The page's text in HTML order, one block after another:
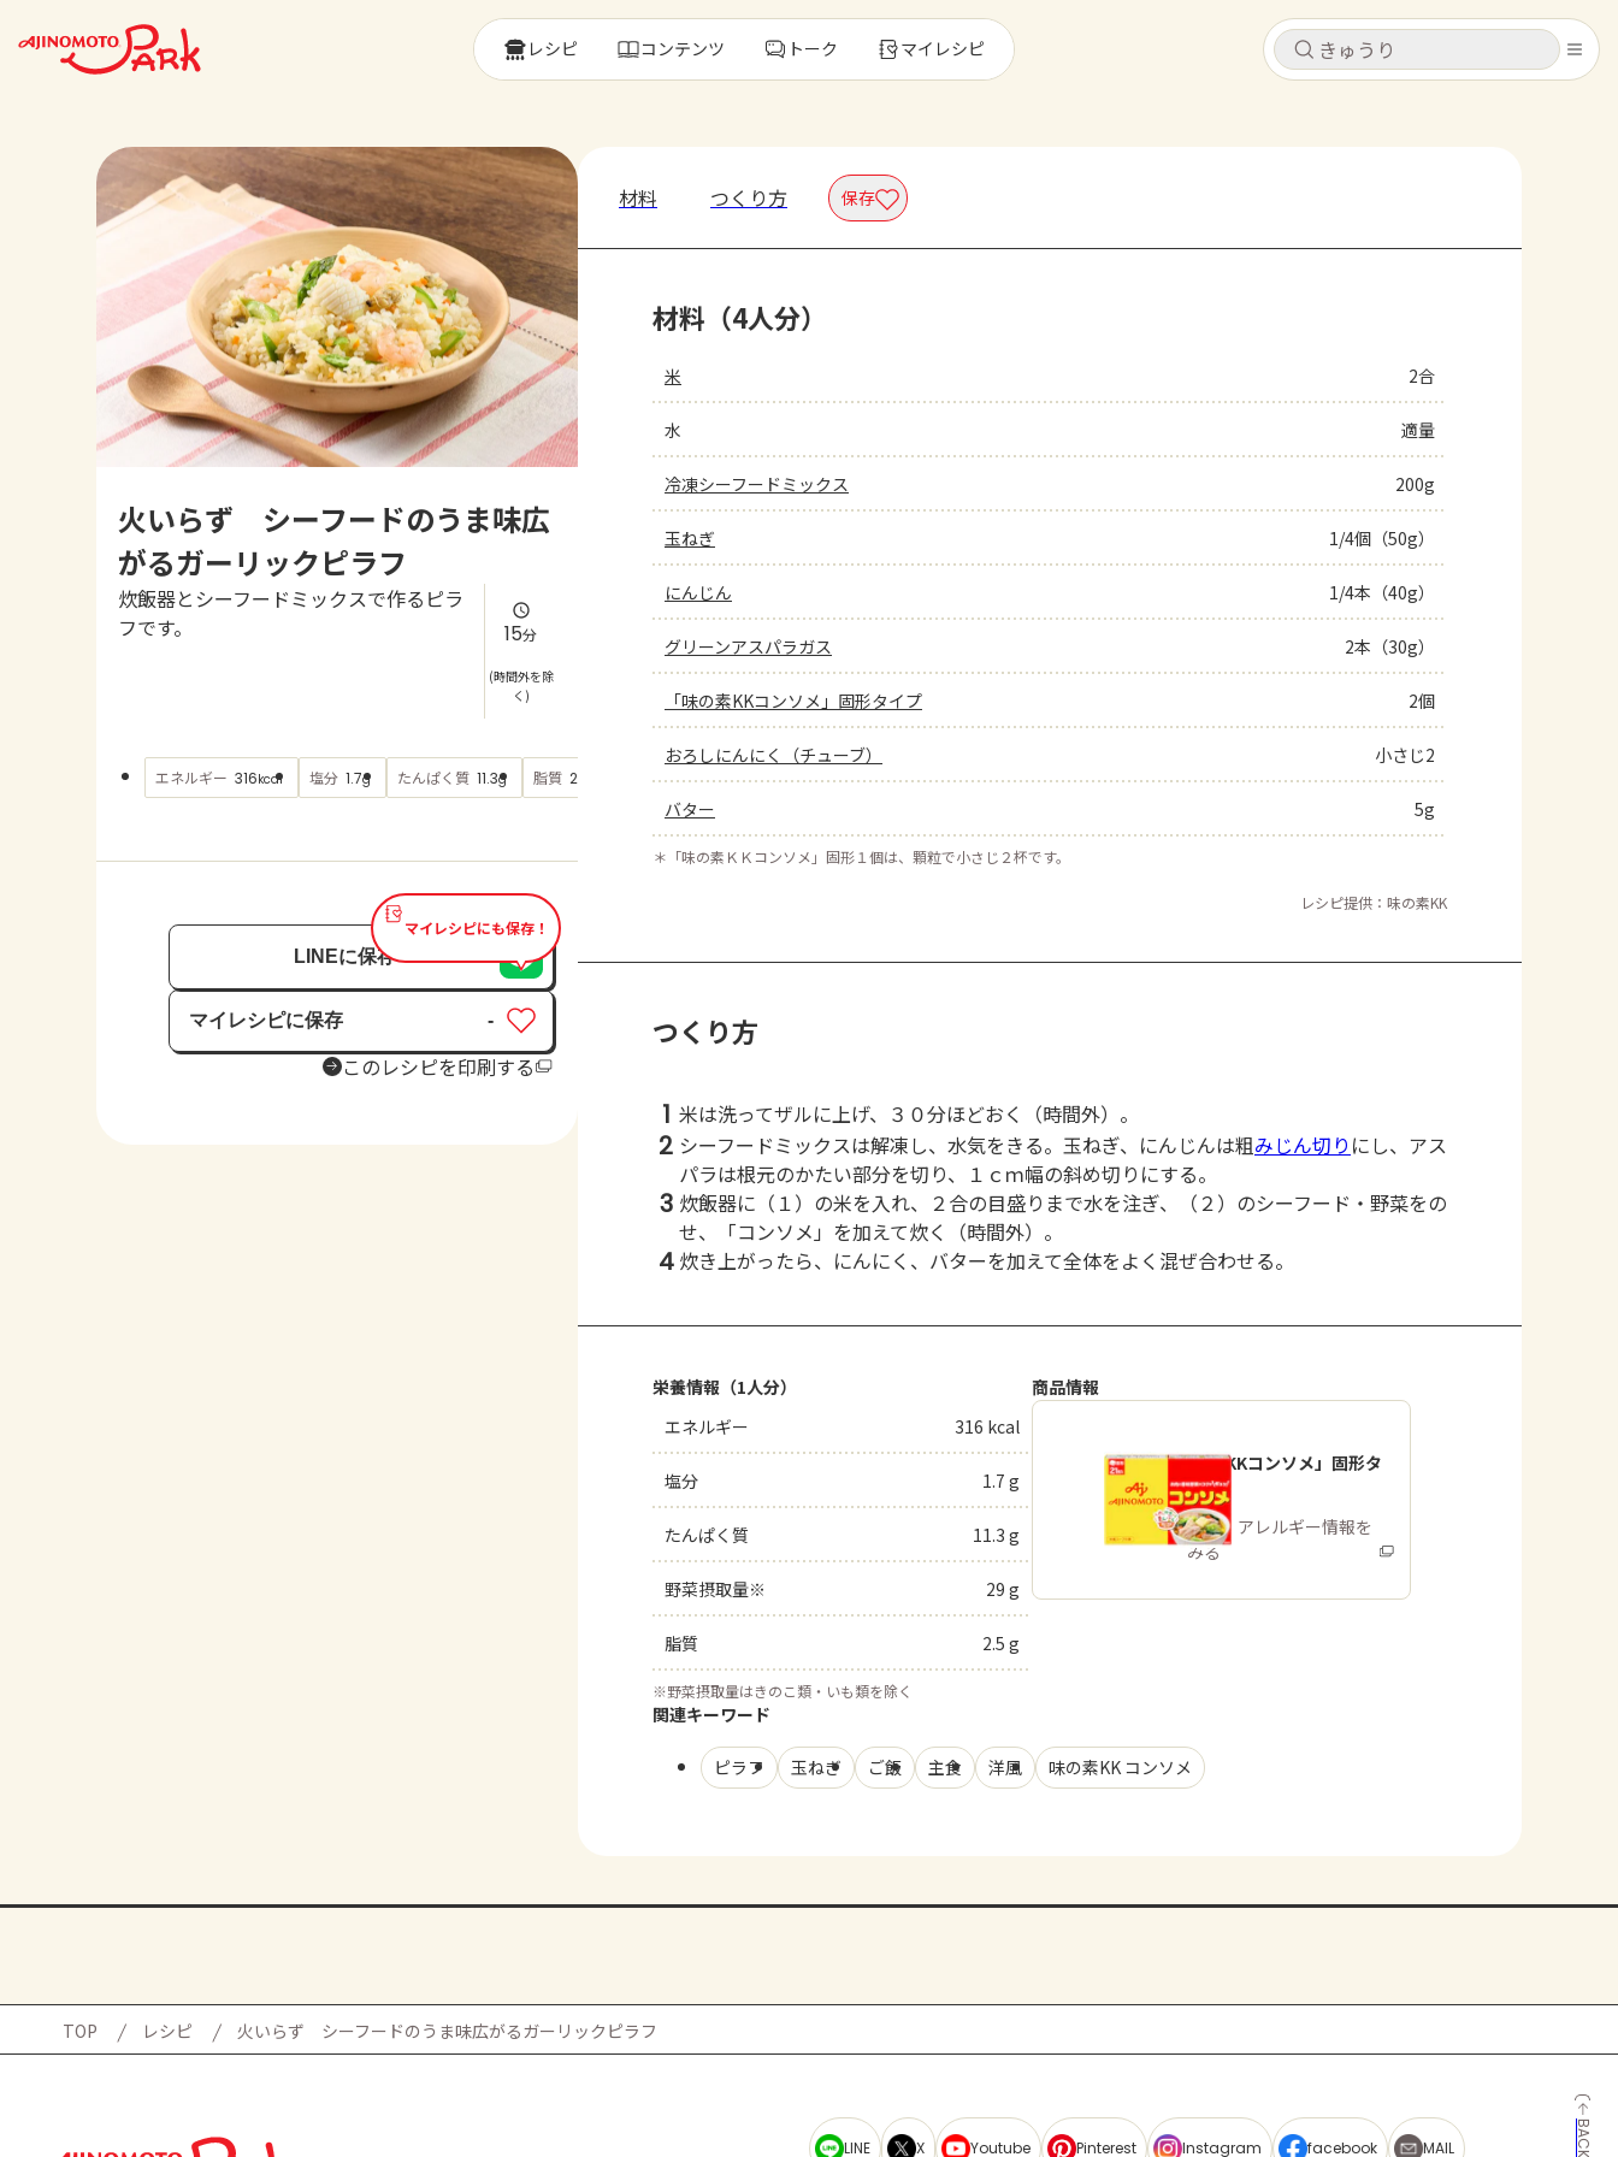
キャンセル
レシピ
トーク
よくあるお問い合わせ
キャンセル
レシピ コンテンツ トーク マイレシピ
火いらず シーフードのうま味広
がるガーリックピラフ
炊飯器とシーフードミックスで作るピラ
フです。
15分
(時間外を除
く)
エネルギー 316kcal 塩分 1.7g たんぱく質 11.3g 脂質 2.5 もっと見る
マイレシピにも保存！
LINEに保存
マイレシピに保存
保存済み
-
このレシピを印刷する
材料 つくり方 保存
材料（4人分）
米 2合
水 適量
冷凍シーフードミックス 200g
玉ねぎ 1/4個（50g）
にんじん 1/4本（40g）
グリーンアスパラガス 2本（30g）
「味の素KKコンソメ」固形タイプ 2個
おろしにんにく（チューブ） 小さじ2
バター 5g
＊ 「味の素ＫＫコンソメ」固形１個は、顆粒で小さじ２杯です。
レシピ提供：味の素KK
つくり方
1 米は洗ってザルに上げ、３０分ほどおく（時間外）。
2 シーフードミックスは解凍し、水気をきる。玉ねぎ、にんじんは粗みじん切り にし、アス
パラは根元のかたい部分を切り、１ｃｍ幅の斜め切りにする。
3 炊飯器に（１）の米を入れ、２合の目盛りまで水を注ぎ、（２）のシーフード・野菜をの
せ、「コンソメ」を加えて炊く（時間外）。
4 炊き上がったら、にんにく、バターを加えて全体をよく混ぜ合わせる。
栄養情報（1人分）
エネルギー
316 kcal
塩分 1.7 g
たんぱく質 11.3 g
野菜摂取量※ 29 g
脂質 2.5 g
※野菜摂取量はきのこ類・いも類を除く
商品情報
「味の素KKコンソメ」固形タ
イプ
商品・アレルギー情報を
みる
関連キーワード
ピラフ 玉ねぎ ご飯 主食 洋風 味の素KK コンソメ
TOP レシピ 火いらず シーフードのうま味広がるガーリックピラフ
LINE X Youtube Pinterest Instagram facebook MAIL